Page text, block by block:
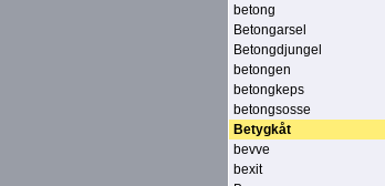
betong
Betongarsel
Betongdjungel
betongen
betongkeps
betongsosse
Betygkåt
bevve
bexit